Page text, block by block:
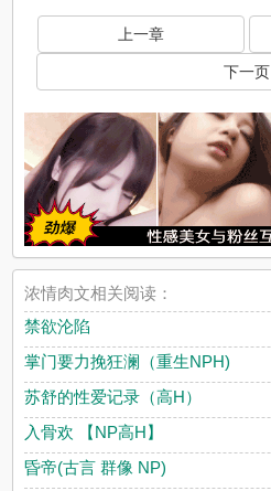
上一章
下一页
浓情肉文相关阅读：
禁欲沦陷
掌门要力挽狂澜（重生NPH)
苏舒的性爱记录（高H）
入骨欢 【NP高H】
昏帝(古言 群像 NP)